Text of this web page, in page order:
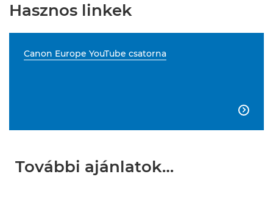
Hasznos linkek
Canon Europe YouTube csatorna

További ajánlatok…